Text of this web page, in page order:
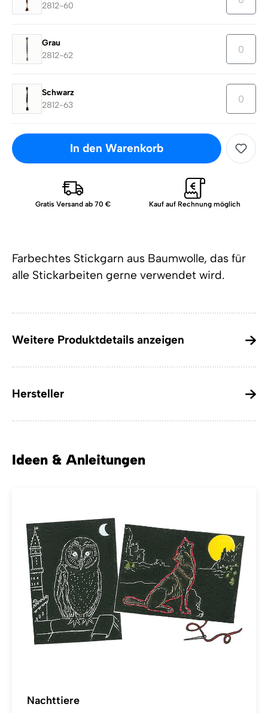
Farbechtes Stickgarn aus Baumwolle, das für
alle Stickarbeiten gerne verwendet wird.
Weitere Produktdetails anzeigen
Hersteller
Ideen & Anleitungen
Nachttiere
2812-60
Grau
2812-62
Schwarz
2812-63
In den Warenkorb
Gratis Versand ab 70 € Kauf auf Rechnung möglich